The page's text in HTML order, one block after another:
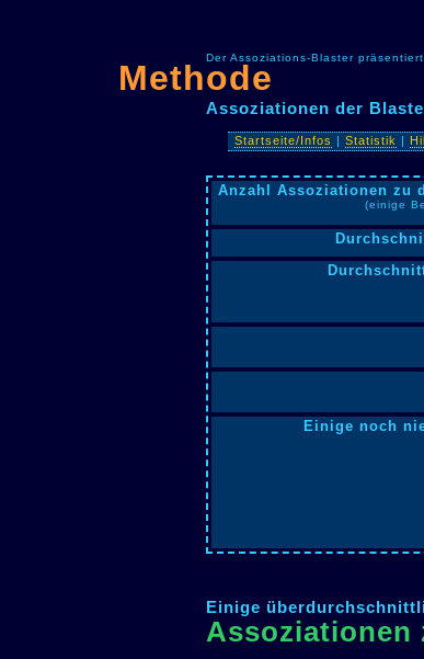
Der Assoziations-Blaster
Methode
Assoziationen der
Startseite/Infos Statistik
Anzahl Assoziationen zu
(einige
Einige noch
Einige
Assoziationen